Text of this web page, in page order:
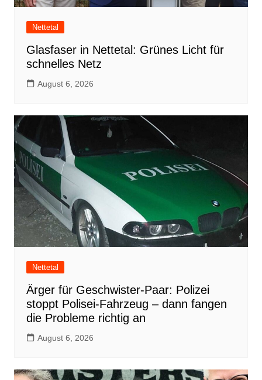
Nettetal
Glasfaser in Nettetal: Grünes Licht für
schnelles Netz
August 6, 2026
Nettetal
Ärger für Geschwister-Paar: Polizei
stoppt Polisei-Fahrzeug – dann fangen
die Probleme richtig an
August 6, 2026